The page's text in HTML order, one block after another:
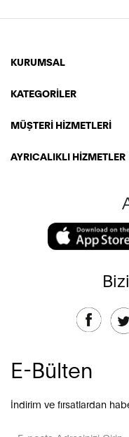
KURUMSAL
KATEGORİLER
MÜŞTERİ HİZMETLERİ
AYRICALIKLI HİZMETLER
E-Bülten
İndirim ve fırsatlardan